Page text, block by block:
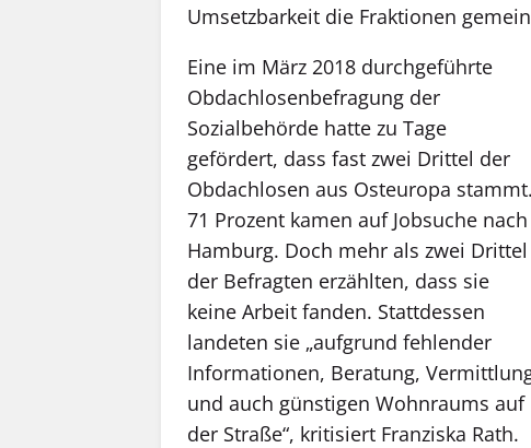
Umsetzbarkeit die Fraktionen
Eine im März 2018 durchgeführte
Obdachlosenbefragung der
Sozialbehörde hatte zu Tage
gefördert, dass fast zwei Drittel der
Obdachlosen aus Osteuropa stammt.
71 Prozent kamen auf Jobsuche nach
Hamburg. Doch mehr als zwei Drittel
der Befragten erzählten, dass sie
keine Arbeit fanden. Stattdessen
landeten sie „aufgrund fehlender
Informationen, Beratung,
und auch günstigen Wohnraums auf
der Straße“, kritisiert Franziska Rath.